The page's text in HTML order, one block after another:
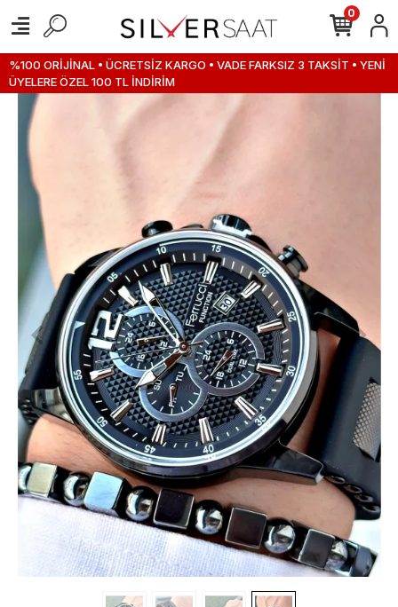
%100 ORİJİNAL • ÜCRETSİZ KARGO • VADE FARKSIZ 3 TAKSİT • YENİ
ÜYELERE ÖZEL 100 TL İNDİRİM
0